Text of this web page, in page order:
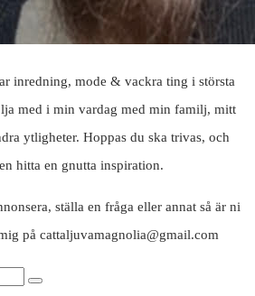
inredning, mode & vackra ting i största
med i min vardag med min familj, mitt
ytligheter. Hoppas du ska trivas, och
hitta en gnutta inspiration.
ställa en fråga eller annat så är ni
på cattaljuvamagnolia@gmail.com